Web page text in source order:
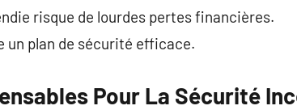
risque de lourdes pertes financières.
un plan de sécurité efficace.
Pour La Sécurité